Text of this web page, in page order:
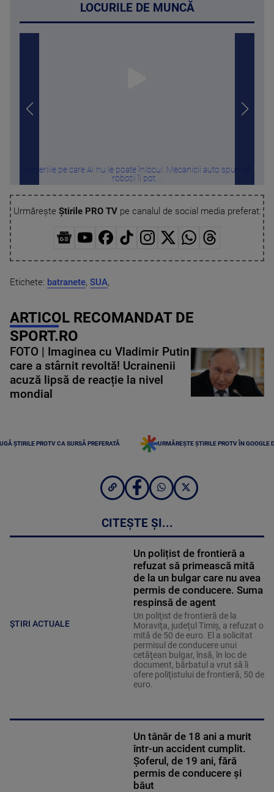
LOCURILE DE MUNCĂ
Meseriile pe care AI nu le poate înlocui. Mecanicii auto spun că
roboții îi pot ...
Urmărește Știrile PRO TVpe canalul de social media preferat:
Etichete: batranete, SUA,
ARTICOL RECOMANDAT DE
SPORT.RO
FOTO | Imaginea cu Vladimir Putin
care a stârnit revoltă! Ucrainenii
acuză lipsă de reacție la nivel
mondial
ȘTIRILE PROTV CA SURSĂ PREFERATĂ URMĂREȘTE ȘTIRILE PROTV ÎN GOOGLE
CITEȘTE ȘI...
ȘTIRI ACTUALE
Un polițist de frontieră a
refuzat să primească mită
de la un bulgar care nu avea
permis de conducere. Suma
respinsă de agent
Un poliţist de frontieră de la
Moraviţa, judeţul Timiş, a refuzat o
mită de 50 de euro. El a solicitat
permisul de conducere unui
cetăţean bulgar, însă, în loc de
document, bărbatul a vrut să îi
ofere poliţistului de frontieră, 50 de
euro.
Un tânăr de 18 ani a murit
într-un accident cumplit.
Șoferul, de 19 ani, fără
permis de conducere și
băut